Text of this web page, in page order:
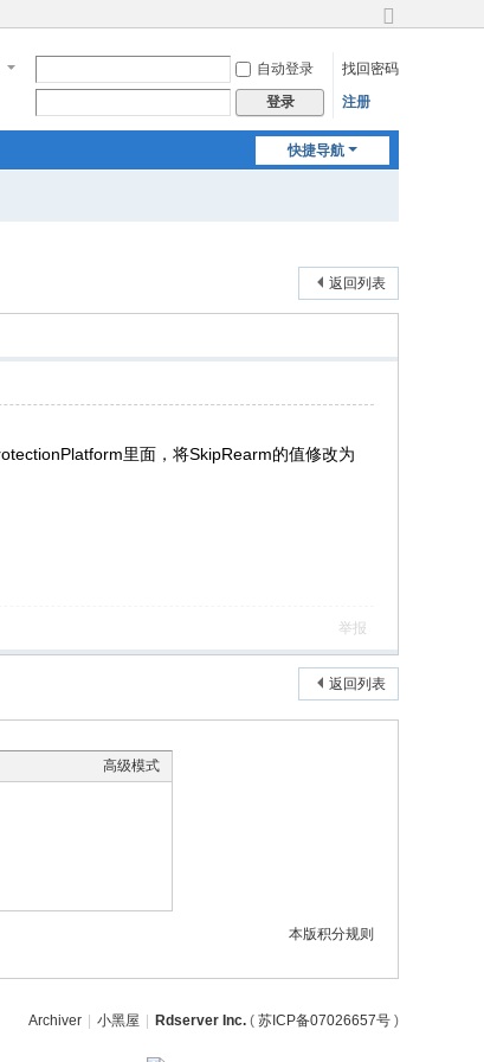
换
到
自动登录
找回密码
登录 注册
快捷导航
返回列表
里面，将SkipRearm的值修改为
举报
返回列表
高级模式
本版积分规则
Archiver 小黑屋 Rdserver Inc. ( 苏ICP备07026657号 )